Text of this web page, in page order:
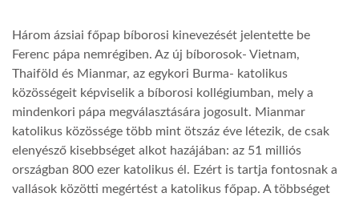
AFRIKA TUDÁSTÁR
A NAP SZÉPE
LINKTR.EE
Három ázsiai főpap bíborosi kinevezését jelentette be
Ferenc pápa nemrégiben. Az új bíborosok- Vietnam,
Thaiföld és Mianmar, az egykori Burma- katolikus
közösségeit képviselik a bíborosi kollégiumban, mely a
mindenkori pápa megválasztására jogosult. Mianmar
katolikus közössége több mint ötszáz éve létezik, de csak
elenyésző kisebbséget alkot hazájában: az 51 milliós
országban 800 ezer katolikus él. Ezért is tartja fontosnak a
vallások közötti megértést a katolikus főpap. A többséget